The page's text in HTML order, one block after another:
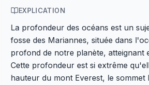
EXPLICATION
La profondeur des océans est un
fosse des Mariannes, située dans
profond de notre planète,
Cette profondeur est si extrême
hauteur du mont Everest, le